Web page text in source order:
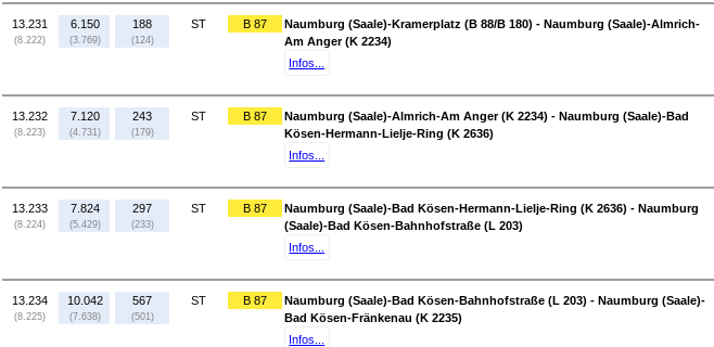
13.231
(8.222)
6.150
(3.769)
188
(124)
ST B 87
Naumburg (Saale)-Kramerplatz (B 88/B 180) - Naumburg (Saale)-Almrich-
Am Anger (K 2234)
Infos...
13.232
(8.223)
7.120
(4.731)
243
(179)
ST B 87
Naumburg (Saale)-Almrich-Am Anger (K 2234) - Naumburg (Saale)-Bad
Kösen-Hermann-Lielje-Ring (K 2636)
Infos...
13.233
(8.224)
7.824
(5.429)
297
(233)
ST B 87
Naumburg (Saale)-Bad Kösen-Hermann-Lielje-Ring (K 2636) - Naumburg
(Saale)-Bad Kösen-Bahnhofstraße (L 203)
Infos...
13.234
(8.225)
10.042
(7.638)
567
(501)
ST B 87
Naumburg (Saale)-Bad Kösen-Bahnhofstraße (L 203) - Naumburg (Saale)-
Bad Kösen-Fränkenau (K 2235)
Infos...